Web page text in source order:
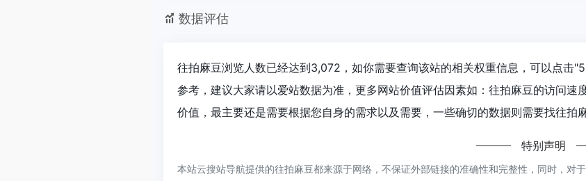
数据评估
往拍麻豆浏览人数已经达到3,072，如你需要查询该站的相关权重信息，可以点击"
参考，建议大家请以爱站数据为准，更多网站价值评估因素如：往拍麻豆的访问
价值，最主要还是需要根据您自身的需求以及需要，一些确切的数据则需要找往拍
特别声明
本站云搜站导航提供的往拍麻豆都来源于网络，不保证外部链接的准确性和完整性，同时，